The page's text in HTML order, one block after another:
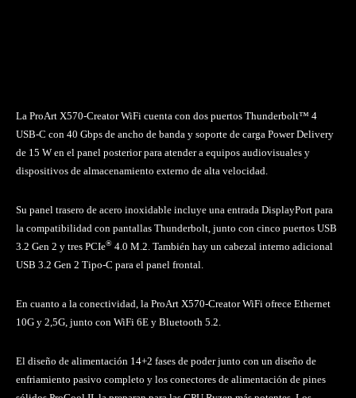
La ProArt X570-Creator WiFi cuenta con dos puertos Thunderbolt™ 4
USB-C con 40 Gbps de ancho de banda y soporte de carga Power Delivery
de 15 W en el panel posterior para atender a equipos audiovisuales y
dispositivos de almacenamiento externo de alta velocidad.
Su panel trasero de acero inoxidable incluye una entrada DisplayPort para
la compatibilidad con pantallas Thunderbolt, junto con cinco puertos USB
3.2 Gen 2 y tres PCIe® 4.0 M.2. También hay un cabezal interno adicional
USB 3.2 Gen 2 Tipo-C para el panel frontal.
En cuanto a la conectividad, la ProArt X570-Creator WiFi ofrece Ethernet
10G y 2,5G, junto con WiFi 6E y Bluetooth 5.2.
El diseño de alimentación 14+2 fases de poder junto con un diseño de
enfriamiento pasivo completo y los conectores de alimentación de pines